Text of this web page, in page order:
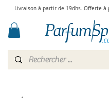
Livraison à partir de 19dhs. Offerte à